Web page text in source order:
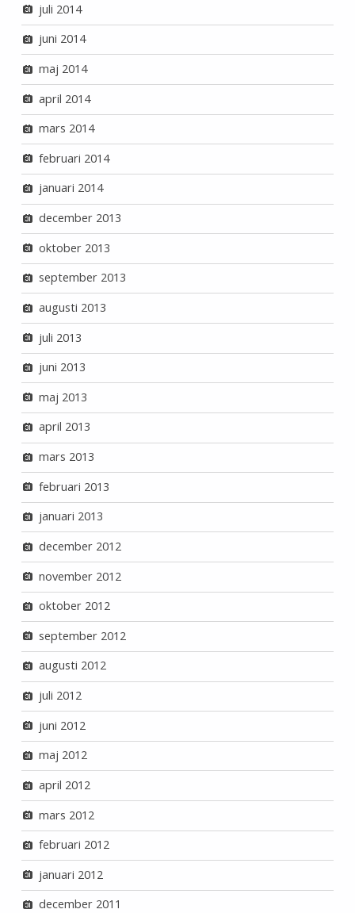
juli 2014
juni 2014
maj 2014
april 2014
mars 2014
februari 2014
januari 2014
december 2013
oktober 2013
september 2013
augusti 2013
juli 2013
juni 2013
maj 2013
april 2013
mars 2013
februari 2013
januari 2013
december 2012
november 2012
oktober 2012
september 2012
augusti 2012
juli 2012
juni 2012
maj 2012
april 2012
mars 2012
februari 2012
januari 2012
december 2011